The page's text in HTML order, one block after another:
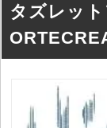
タズレッ